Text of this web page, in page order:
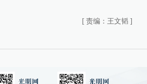
[ 责编：王文韬 ]